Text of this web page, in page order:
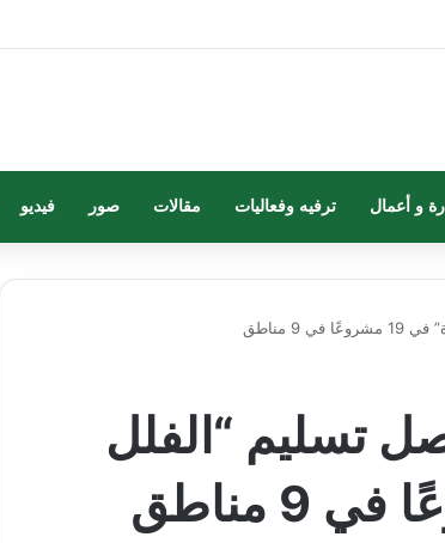
و أعمال ترفيه وفعاليات مقالات صور فيديو
مناطق
تسليم “الفلل